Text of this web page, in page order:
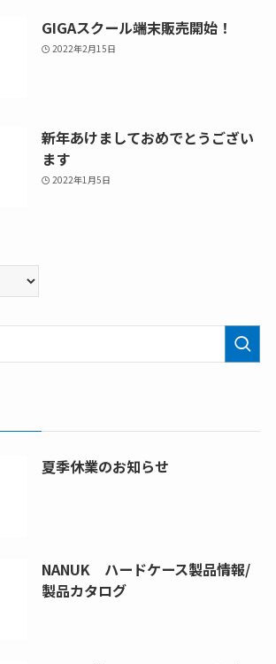
GIGAスクール端末販売開始！
2022年2月15日
新年あけましておめでとうござい
ます
2022年1月5日
夏季休業のお知らせ
NANUK ハードケース製品情報/
製品カタログ